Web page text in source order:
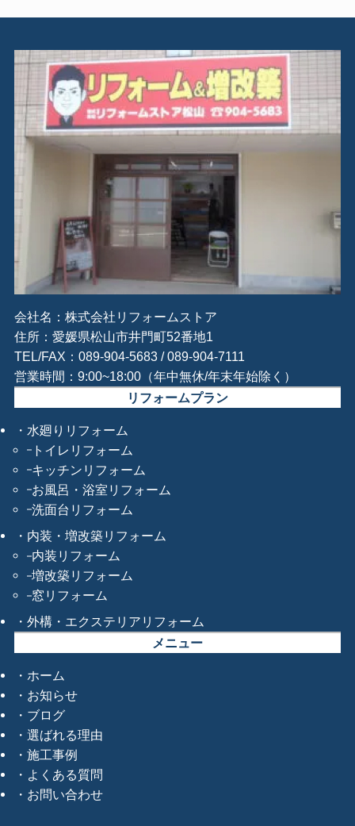
会社名：株式会社リフォームストア
住所：愛媛県松山市井門町52番地1
TEL/FAX：089-904-5683 / 089-904-7111
営業時間：9:00~18:00（年中無休/年末年始除く）
リフォームプラン
水廻りリフォーム
トイレリフォーム
キッチンリフォーム
お風呂・浴室リフォーム
洗面台リフォーム
内装・増改築リフォーム
内装リフォーム
増改築リフォーム
窓リフォーム
外構・エクステリアリフォーム
メニュー
ホーム
お知らせ
ブログ
選ばれる理由
施工事例
よくある質問
お問い合わせ